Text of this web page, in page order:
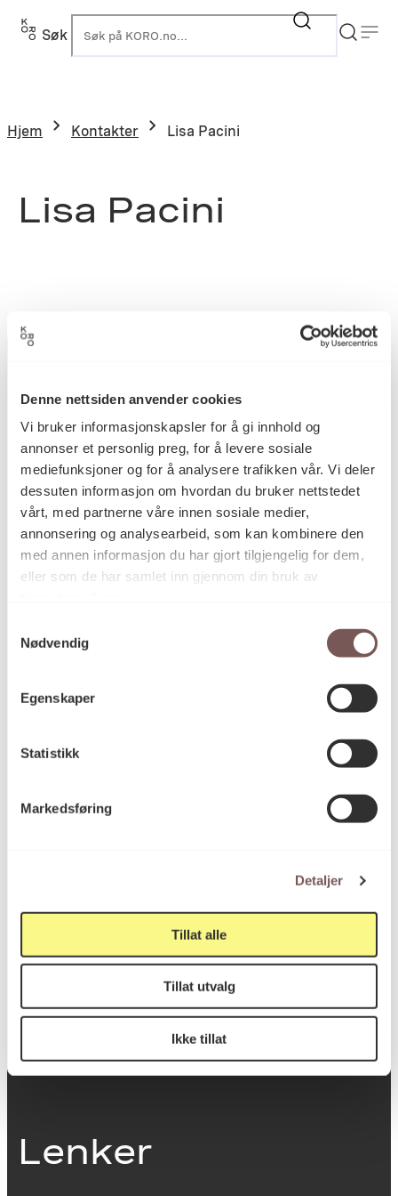
Denne nettsiden anvender cookies
Vi bruker informasjonskapsler for å gi innhold og
annonser et personlig preg, for å levere sosiale
mediefunksjoner og for å analysere trafikken vår. Vi deler
dessuten informasjon om hvordan du bruker nettstedet
vårt, med partnerne våre innen sosiale medier,
annonsering og analysearbeid, som kan kombinere den
med annen informasjon du har gjort tilgjengelig for dem,
eller som de har samlet inn gjennom din bruk av
Nødvendig
Egenskaper
Statistikk
Markedsføring
Detaljer
Tillat alle
Tillat utvalg
Ikke tillat
Søk
Hjem Kontakter Lisa Pacini
Lisa Pacini
Postadresse
Postboks 6994
St. Olavs plass
0130 Oslo
post@koro.no
Besøksadresse
Victoria Terrasse 11
0251 Oslo
Viktig info
Utbetaling og fakturering
Om opphavsrett
Dokumentasjonsskjema
Last ned logo
Lenker